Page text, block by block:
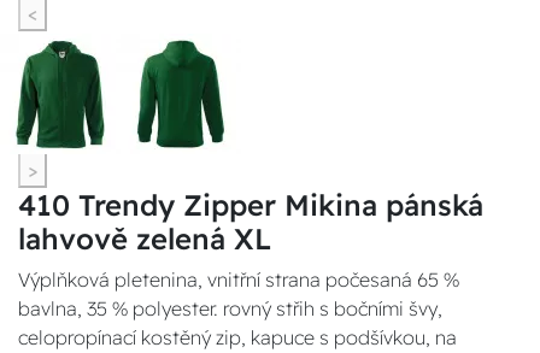
<
>
410 Trendy Zipper Mikina pánská
lahvově zelená XL
Výplňková pletenina, vnitřní strana počesaná 65 %
bavlna, 35 % polyester. rovný střih s bočními švy,
celopropínací kostěný zip, kapuce s podšívkou, na